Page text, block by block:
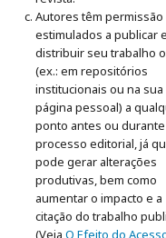
Autores têm permissão
estimulados a publicar e
distribuir seu trabalho
(ex.: em repositórios
institucionais ou na sua
página pessoal) a
ponto antes ou
processo editorial, já
pode gerar alterações
produtivas, bem como
aumentar o impacto e a
citação do trabalho
(Veja O Efeito do